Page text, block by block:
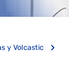
y Volcastic